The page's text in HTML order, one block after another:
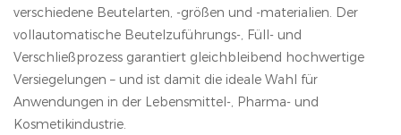
verschiedene Beutelarten, -größen und -materialien. Der
vollautomatische Beutelzuführungs-, Füll- und
Verschließprozess garantiert gleichbleibend hochwertige
Versiegelungen – und ist damit die ideale Wahl für
Anwendungen in der Lebensmittel-, Pharma- und
Kosmetikindustrie.